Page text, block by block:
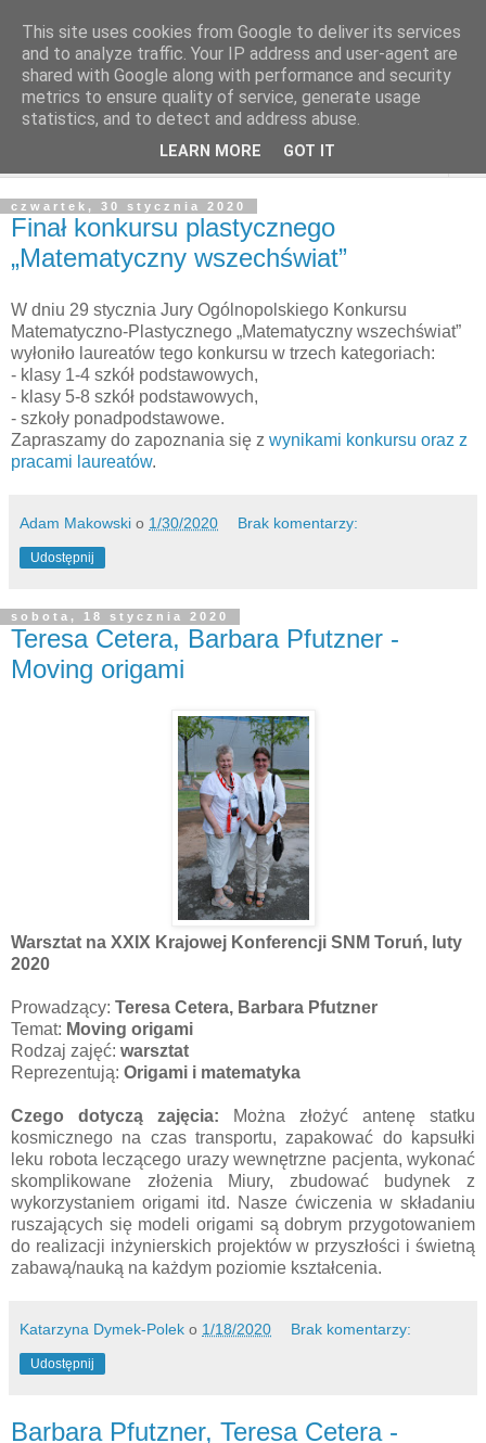
czwartek, 30 stycznia 2020
Finał konkursu plastycznego
„Matematyczny wszechświat”
W dniu 29 stycznia Jury Ogólnopolskiego Konkursu
Matematyczno-Plastycznego „Matematyczny wszechświat”
wyłoniło laureatów tego konkursu w trzech kategoriach:
- klasy 1-4 szkół podstawowych,
- klasy 5-8 szkół podstawowych,
- szkoły ponadpodstawowe.
Zapraszamy do zapoznania się z wynikami konkursu oraz z
pracami laureatów.
Adam Makowski o 1/30/2020 Brak komentarzy:
Udostępnij
sobota, 18 stycznia 2020
Teresa Cetera, Barbara Pfutzner -
Moving origami
Warsztat na XXIX Krajowej Konferencji SNM Toruń, luty
2020
Prowadzący: Teresa Cetera, Barbara Pfutzner
Temat: Moving origami
Rodzaj zajęć: warsztat
Reprezentują: Origami i matematyka
Czego dotyczą zajęcia:
Można złożyć antenę statku
kosmicznego na czas transportu, zapakować do kapsułki
leku robota leczącego urazy wewnętrzne pacjenta, wykonać
skomplikowane złożenia Miury, zbudować budynek z
wykorzystaniem origami itd. Nasze ćwiczenia w składaniu
ruszających się modeli origami są dobrym przygotowaniem
do realizacji inżynierskich projektów w przyszłości i świetną
zabawą/nauką na każdym poziomie kształcenia.
Katarzyna Dymek-Polek o 1/18/2020 Brak komentarzy:
Udostępnij
Barbara Pfutzner, Teresa Cetera -
This site uses cookies from Google to deliver its services
and to analyze traffic. Your IP address and user-agent are
shared with Google along with performance and security
metrics to ensure quality of service, generate usage
statistics, and to detect and address abuse.
LEARN MORE GOT IT